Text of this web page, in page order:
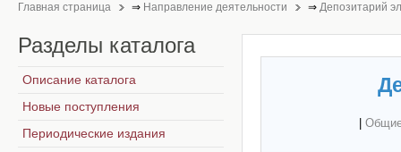
Главная страница ⇒ Направление деятельности ⇒ Депозитарий
Разделы каталога
Описание каталога
Новые поступления
Периодические издания